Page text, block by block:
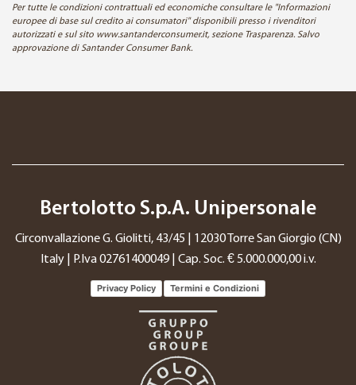
Per tutte le condizioni contrattuali ed economiche consultare le "Informazioni
europee di base sul credito ai consumatori" disponibili presso i rivenditori
autorizzati e sul sito www.santanderconsumer.it, sezione Trasparenza. Salvo
approvazione di Santander Consumer Bank.
Bertolotto S.p.A. Unipersonale
Circonvallazione G. Giolitti, 43/45 | 12030 Torre San Giorgio (CN)
Italy | P.Iva 02761400049 | Cap. Soc. € 5.000.000,00 i.v.
Privacy Policy Termini e Condizioni